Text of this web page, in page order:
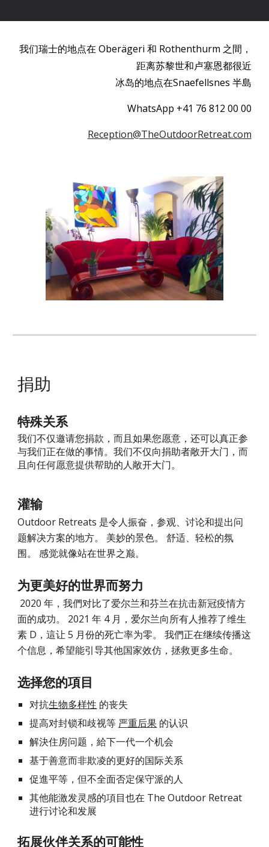
我们瑞士的地点在 Oberägeri 和 Rothenthurm 之間，
距离苏黎世和卢塞恩都很近
冰岛的地点在Snaefellsnes 半島
WhatsApp +41 76 812 00 00
Reception@TheOutdoorRetreat.com
捐助
特殊关系
我们不仅邀请您捐款，而且如果您愿意，还可以真正参
与我们正在做的事情。我们不仅向捐助者敞开大门，而
且向任何愿意提供帮助的人敞开大门。
灌输
Outdoor Retreats 是令人振奋 ，参观、讨论和提出问
题解决方案的地方。 美妙的景色。 舒适、轻松的氛
围。 感觉就像站在世界之巅。
为更美好的世界而努力
2020 年，我們对比了爱尔兰和芬兰在抗击新冠疫情方
面的成功。 2021 年 4 月，爱尔兰向所有人推荐了维生
素 D，這让 5 月份的死亡率为零。 我們正在继续传播这
个信息，希望能引导其他国家效仿，拯救更多生命。
选择您的項目
对抗生物多样性 的丧失
提高对封锁和歧视等 严重后果 的认识
解決住房问题 ，給下一代一个机会
基于善意而非欺凌的更好的国际关系
促進平等 ，但不全面否定保守派的人
其他能激发灵感的項目也
进行讨论和发展
拓展伙伴关系的可能性